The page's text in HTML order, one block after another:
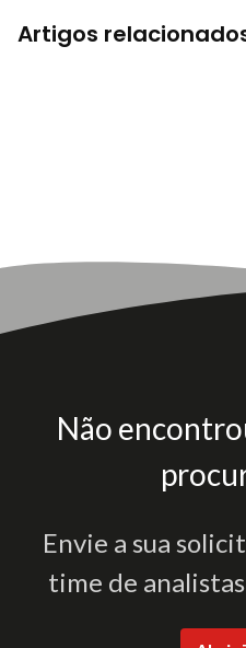
Artigos
Não
Envie a sua
time de